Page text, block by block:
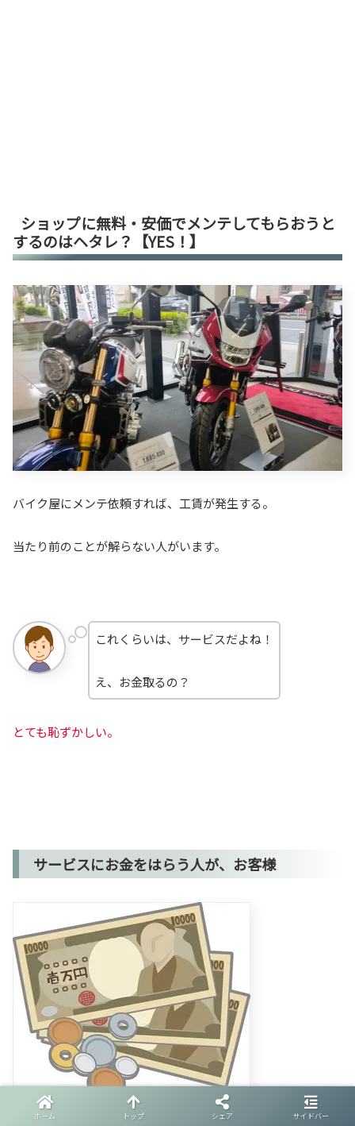
ショップに無料・安価でメンテしてもらおうと
するのはヘタレ？【YES！】
バイク屋にメンテ依頼すれば、工賃が発生する。
当たり前のことが解らない人がいます。
これくらいは、サービスだよね！
え、お金取るの？
とても恥ずかしい。
サービスにお金をはらう人が、お客様
ホーム トップ シェア サイドバー